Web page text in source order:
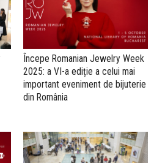
Începe Romanian Jewelry Week
2025: a VI-a ediție a celui mai
important eveniment de bijuterie
din România